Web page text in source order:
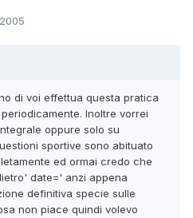
di voi effettua questa pratica
Inoltre vorrei
oppure solo su
sportive sono abituato
ed ormai credo che
date=' anzi appena
definitiva specie sulle
non piace quindi volevo